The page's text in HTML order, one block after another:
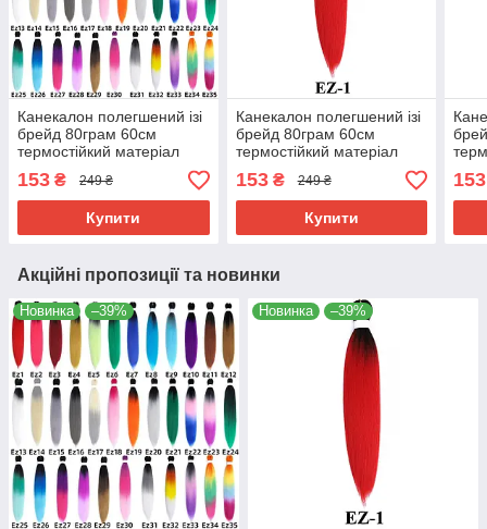
Канекалон полегшений ізі
брейд 80грам 60см
термостійкий матеріал
180°C EZ хвіст омбре
Easy Braid
153 ₴ 249 ₴
Купити
Канекалон полегшений ізі
брейд 80грам 60см
термостійкий матеріал
180°C EZ-1 хвіст омбре
Easy Braid
153₴ 249 ₴
Купити
153
Акційні пропозиції та новинки
Новинка –39% Новинка –39%